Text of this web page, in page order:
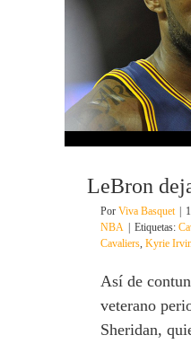
LeBron
Por Viva Basquet
NBA
Etiquetas:
Cavaliers, Kyrie
Así de
veterano
Sheridan,